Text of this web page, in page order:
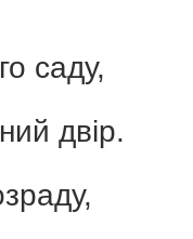
саду,
двір.